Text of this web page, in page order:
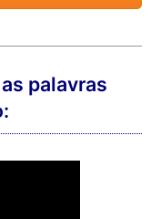
palavras